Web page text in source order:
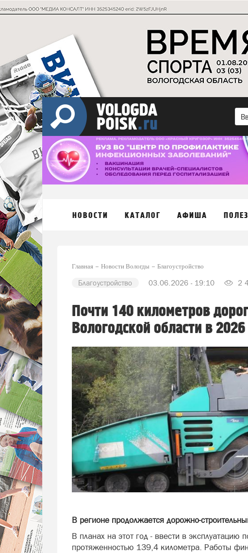
НОВОСТИ КАТАЛОГ АФИША
Главная Новости Вологды Благоустройство
Благоустройство 03.06.2026 - 19:10 2
Почти 140 километров
Вологодской области в
В регионе продолжается дорожно-
В планах на этот год - ввести в эксплуатацию
протяженностью 139,4 километра. Работы